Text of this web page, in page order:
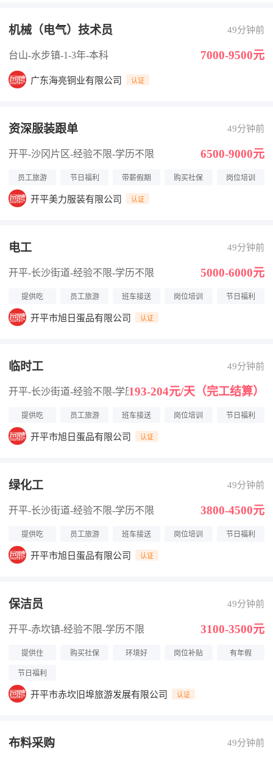
机械（电气）技术员 49分钟前
台山-水步镇-1-3年-本科 7000-9500元
广东海亮铜业有限公司 认证
资深服装跟单 49分钟前
开平-沙冈片区-经验不限-学历不限 6500-9000元
员工旅游 节日福利 带薪假期 购买社保 岗位培训
开平美力服装有限公司 认证
电工 49分钟前
开平-长沙街道-经验不限-学历不限 5000-6000元
提供吃 员工旅游 班车接送 岗位培训 节日福利
开平市旭日蛋品有限公司 认证
临时工 49分钟前
开平-长沙街道-经验不限-学历不限
193-204元/天（完工结算）
提供吃 员工旅游 班车接送 岗位培训 节日福利
开平市旭日蛋品有限公司 认证
绿化工 49分钟前
开平-长沙街道-经验不限-学历不限 3800-4500元
提供吃 员工旅游 班车接送 岗位培训 节日福利
开平市旭日蛋品有限公司 认证
保洁员 49分钟前
开平-赤坎镇-经验不限-学历不限 3100-3500元
提供住 购买社保 环境好 岗位补贴 有年假
节日福利
开平市赤坎旧埠旅游发展有限公司 认证
布料采购 49分钟前